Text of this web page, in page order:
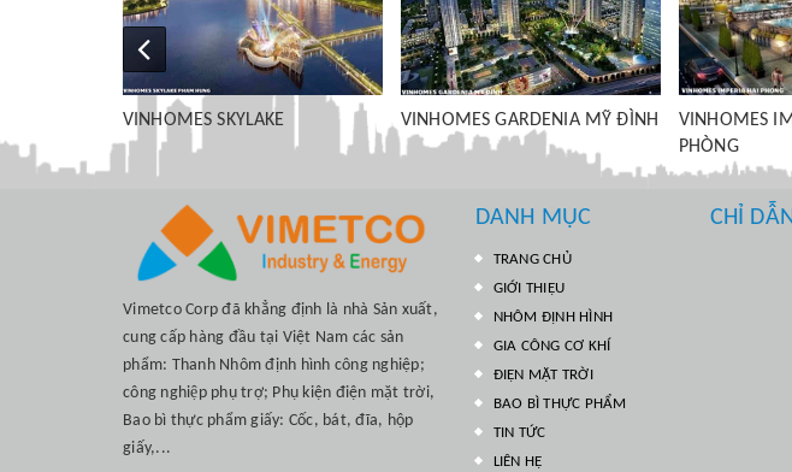
VINHOMES GARDENIA MỸ ĐÌNH
VINHOMES IMPERIA HẢI
PHÒNG
GOLDMARK
MẬU
Vimetco Corp đã khẳng định là nhà Sản xuất,
cung cấp hàng đầu tại Việt Nam các sản
phẩm: Thanh Nhôm định hình công nghiệp;
công nghiệp phụ trợ; Phụ kiện điện mặt trời,
Bao bì thực phẩm giấy: Cốc, bát, đĩa, hộp
giấy,...
DANH MỤC
TRANG CHỦ
GIỚI THIỆU
NHÔM ĐỊNH HÌNH
GIA CÔNG CƠ KHÍ
ĐIỆN MẶT TRỜI
BAO BÌ THỰC PHẨM
TIN TỨC
LIÊN HỆ
CHỈ